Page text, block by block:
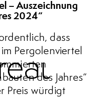
– Auszeichnung
2024“
dass
Pergolenviertel
des Jahres“
Preis würdigt